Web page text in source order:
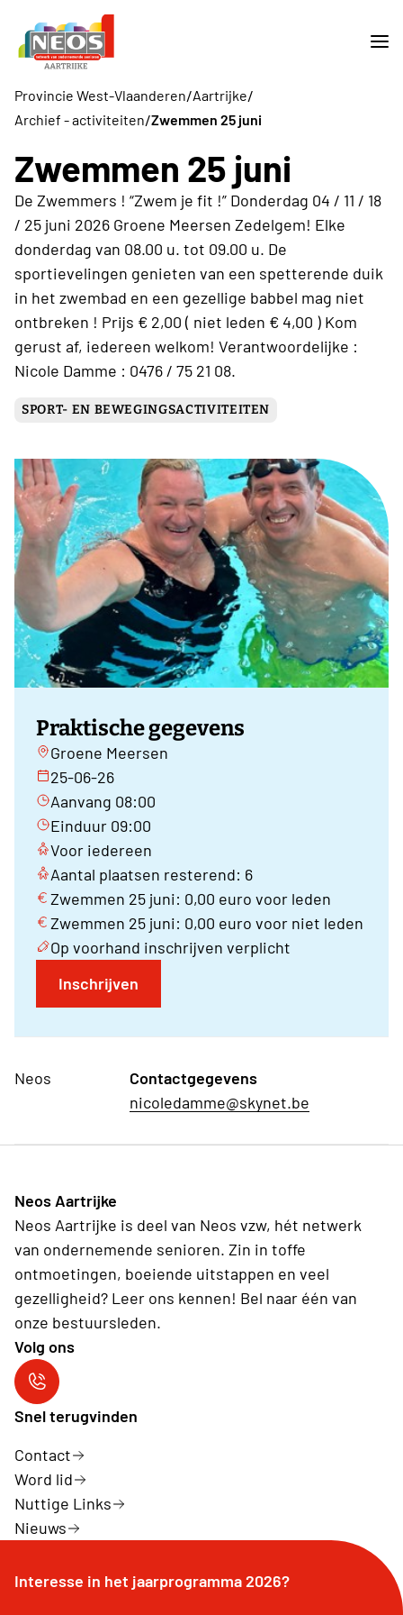
Provincie West-Vlaanderen/Aartrijke/
Archief - activiteiten/Zwemmen 25 juni
Zwemmen 25 juni
De Zwemmers ! “Zwem je fit !” Donderdag 04 / 11 / 18
/ 25 juni 2026 Groene Meersen Zedelgem! Elke
donderdag van 08.00 u. tot 09.00 u. De
sportievelingen genieten van een spetterende duik
in het zwembad en een gezellige babbel mag niet
ontbreken ! Prijs € 2,00 ( niet leden € 4,00 ) Kom
gerust af, iedereen welkom! Verantwoordelijke :
Nicole Damme : 0476 / 75 21 08.
SPORT- EN BEWEGINGSACTIVITEITEN
Praktische gegevens
Groene Meersen
25-06-26
Aanvang 08:00
Einduur 09:00
Voor iedereen
Aantal plaatsen resterend: 6
Zwemmen 25 juni: 0,00 euro voor leden
Zwemmen 25 juni: 0,00 euro voor niet leden
Op voorhand inschrijven verplicht
Inschrijven
Neos
Contactgegevens
nicoledamme@skynet.be
Neos Aartrijke
Neos Aartrijke is deel van Neos vzw, hét netwerk
van ondernemende senioren. Zin in toffe
ontmoetingen, boeiende uitstappen en veel
gezelligheid? Leer ons kennen! Bel naar één van
onze bestuursleden.
Volg ons
Neos Aartrijke
Snel terugvinden
Contact
Word lid
Nuttige Links
Nieuws
Interesse in het jaarprogramma 2026?